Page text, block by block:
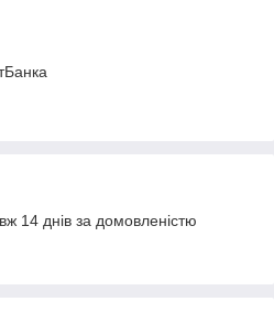
14 днів за домовленістю